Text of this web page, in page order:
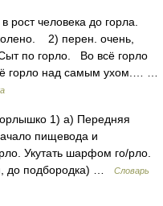
человека до горла.
2) перен. очень,
по горло. Во всё горло
горло над самым ухом.… …
1) а) Передняя
пищевода и
Укутать шарфом го/рло.
до подбородка) …
Словарь